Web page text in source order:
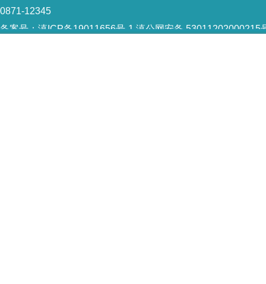
0871-12345
备案号： 滇ICP备19011656号-1 滇公网安备 53011202000215